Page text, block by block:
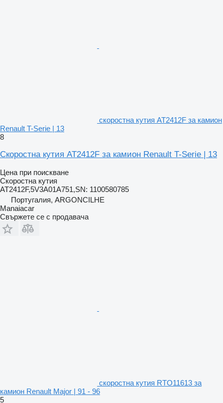
скоростна кутия AT2412F за камион
Renault T-Serie | 13
8
Скоростна кутия AT2412F за камион Renault T-Serie | 13
Цена при поискване
Скоростна кутия
AT2412F,5V3A01A751,SN: 1100580785
Португалия, ARGONCILHE
Manaiacar
Свържете се с продавача
скоростна кутия RTO11613 за
камион Renault Major | 91 - 96
5